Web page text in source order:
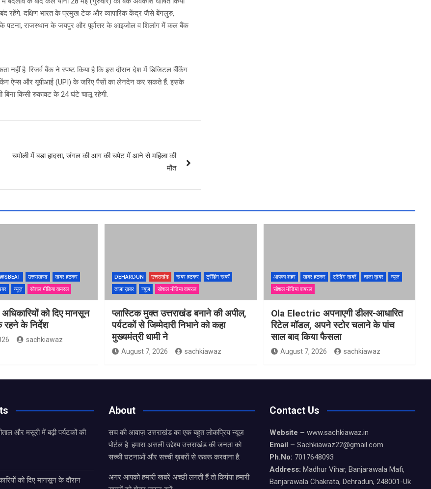
रहेंगे. दक्षिण भारत के प्रमुख टेक और व्यापारिक केंद्र जैसे बेंगलुरु,
के पटना, राजस्थान के जयपुर और पूर्वोत्तर के आइजोल व शिलांग में कल बैंक
है. रिजर्व बैंक ने स्पष्ट किया है कि इस दौरान देश में डिजिटल बैंकिंग
ऐप्स और यूपीआई (UPI) के जरिए पैसों का लेनदेन कर सकते हैं. इसके
किसी रुकावट के 24 घंटे चालू रहेगी.
चमोली में बड़ा हादसा, जंगल की आग की चपेट में आने से महिला की
मौत
उत्तराखण्ड
खबर हटकर
न्यूज़ सोशल मीडिया वायरल
अधिकारियों को दिए मानसून
रहने के निर्देश
sachkiawaz
DEHARDUN उत्तराखंड खबर हटकर
ट्रेंडिंग खबरें
ताज़ा ख़बर
न्यूज़ सोशल मीडिया वायरल
प्लास्टिक मुक्त उत्तराखंड बनाने की अपील,
पर्यटकों से जिम्मेदारी निभाने को कहा
मुख्यमंत्री धामी ने
August 7, 2026 sachkiawaz
आपका शहर खबर हटकर ट्रेंडिंग खबरें ताज़ा ख़बर
न्यूज़
सोशल मीडिया वायरल
Ola Electric अपनाएगी डीलर-आधारित
रिटेल मॉडल, अपने स्टोर चलाने के पांच
साल बाद किया फैसला
August 7, 2026 sachkiawaz
और मसूरी में बढ़ी पर्यटकों की
को दिए मानसून के दौरान
About
सच की आवाज़ उत्तराखंड का एक बहुत लोकप्रिय न्यूज़
पोर्टल है. हमारा असली उद्देश्य उत्तराखंड की जनता को
सच्ची घटनाओं और सच्ची ख़बरों से रूबरू करवाना है.
अगर आपको हमारी खबरें अच्छी लगती हैं तो किर्पया हमारी
Contact Us
Website – www.sachkiawaz.in
Email – Sachkiawaz22@gmail.com
Ph.No: 7017648093
Address: Madhur Vihar, Banjarawala Mafi,
Banjarawala Chakrata, Dehradun, 248001-Uk